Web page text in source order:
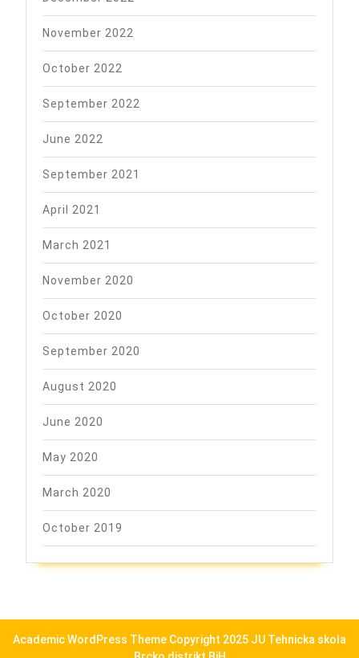
November 2022
October 2022
September 2022
June 2022
September 2021
April 2021
March 2021
November 2020
October 2020
September 2020
August 2020
June 2020
May 2020
March 2020
October 2019
Academic WordPress Theme Copyright 2025 JU Tehnicka skola